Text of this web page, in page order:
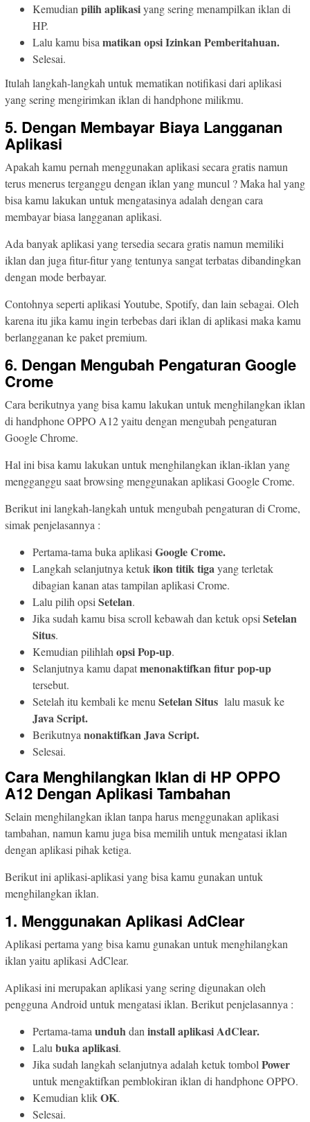
Kemudian pilih aplikasiyang sering menampilkan iklan di
HP.
Lalu kamu bisa matikan opsi Izinkan Pemberitahuan.
Selesai.
Itulah langkah-langkah untuk mematikan notifikasi dari aplikasi
yang sering mengirimkan iklan di handphone milikmu.
5. Dengan Membayar Biaya Langganan
Aplikasi
Apakah kamu pernah menggunakan aplikasi secara gratis namun
terus menerus terganggu dengan iklan yang muncul ? Maka hal yang
bisa kamu lakukan untuk mengatasinya adalah dengan cara
membayar biasa langganan aplikasi.
Ada banyak aplikasi yang tersedia secara gratis namun memiliki
iklan dan juga fitur-fitur yang tentunya sangat terbatas dibandingkan
dengan mode berbayar.
Contohnya seperti aplikasi Youtube, Spotify, dan lain sebagai. Oleh
karena itu jika kamu ingin terbebas dari iklan di aplikasi maka kamu
berlangganan ke paket premium.
6. Dengan Mengubah Pengaturan Google
Crome
Cara berikutnya yang bisa kamu lakukan untuk menghilangkan iklan
di handphone OPPO A12 yaitu dengan mengubah pengaturan
Google Chrome.
Hal ini bisa kamu lakukan untuk menghilangkan iklan-iklan yang
mengganggu saat browsing menggunakan aplikasi Google Crome.
Berikut ini langkah-langkah untuk mengubah pengaturan di Crome,
simak penjelasannya :
Pertama-tama buka aplikasi Google Crome.
Langkah selanjutnya ketukikon titik tigayang terletak
dibagian kanan atas tampilan aplikasi Crome.
Lalu pilih opsi Setelan.
Jika sudah kamu bisa scroll kebawah dan ketuk opsi Setelan
Situs.
Kemudian pilihlah opsi Pop-up.
Selanjutnya kamu dapatmenonaktifkan fitur pop-up
tersebut.
Setelah itu kembali ke menu Setelan Situs lalu masuk ke
Java Script.
Berikutnya nonaktifkan Java Script.
Selesai.
Cara Menghilangkan Iklan di HP OPPO
A12 Dengan Aplikasi Tambahan
Selain menghilangkan iklan tanpa harus menggunakan aplikasi
tambahan, namun kamu juga bisa memilih untuk mengatasi iklan
dengan aplikasi pihak ketiga.
Berikut ini aplikasi-aplikasi yang bisa kamu gunakan untuk
menghilangkan iklan.
1. Menggunakan Aplikasi AdClear
Aplikasi pertama yang bisa kamu gunakan untuk menghilangkan
iklan yaitu aplikasi AdClear.
Aplikasi ini merupakan aplikasi yang sering digunakan oleh
pengguna Android untuk mengatasi iklan. Berikut penjelasannya :
Pertama-tama unduhdan installaplikasi AdClear.
Lalu buka aplikasi.
Jika sudah langkah selanjutnya adalah ketuk tombol Power
untuk mengaktifkan pemblokiran iklan di handphone OPPO.
Kemudian klikOK.
Selesai.